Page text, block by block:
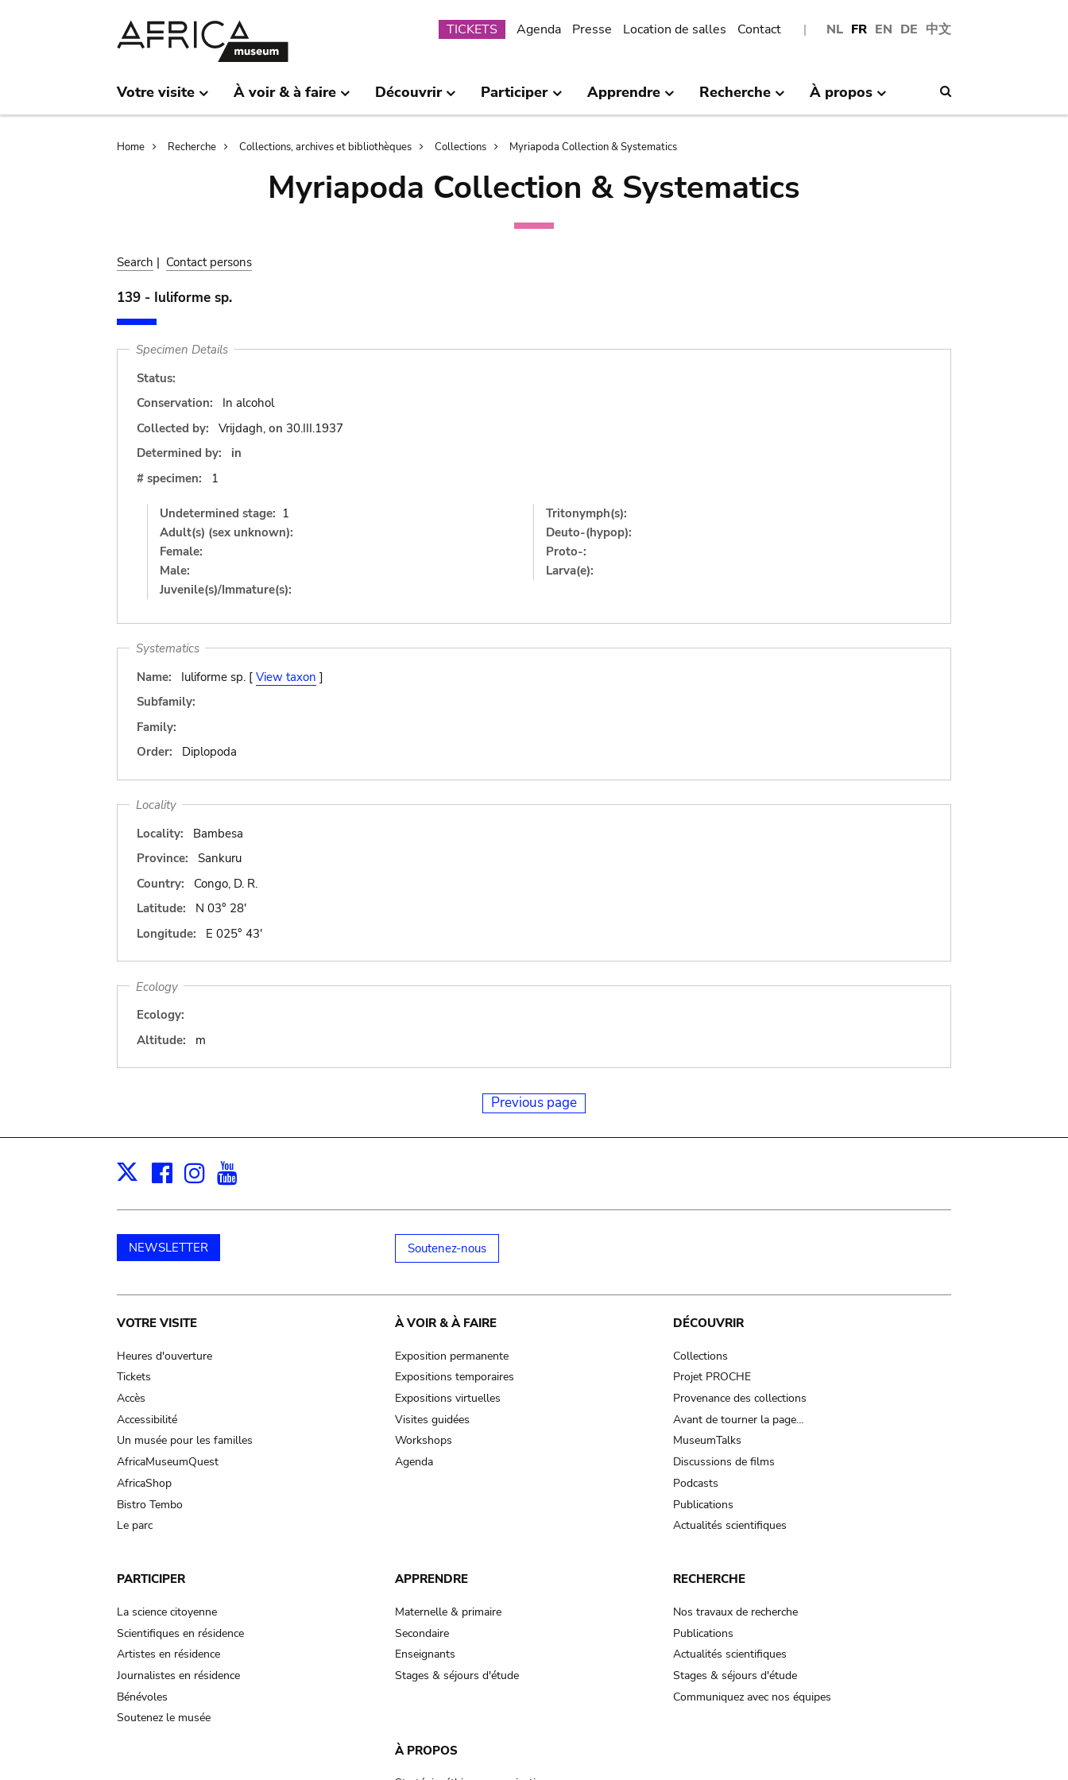
NL FR EN DE 中文
Submenu
TICKETS Agenda Presse Location de salles Contact
Votre visite À voir & à faire Découvrir Participer Apprendre Recherche À propos
Breadcrumb
Home Recherche Collections, archives et bibliothèques Collections Myriapoda Collection & Systematics
Myriapoda Collection & Systematics
Search | Contact persons
139 - Iuliforme sp.
Specimen Details
Status:
Conservation:
In alcohol
Collected by:
Vrijdagh, on 30.III.1937
Determined by:
in
# specimen:
1
Undetermined stage: 1
Adult(s) (sex unknown):
Female:
Male:
Juvenile(s)/Immature(s):
Tritonymph(s):
Deuto-(hypop):
Proto-:
Larva(e):
Systematics
Name:
Iuliforme sp. [ View taxon ]
Subfamily:
Family:
Order:
Diplopoda
Locality
Locality:
Bambesa
Province:
Sankuru
Country:
Congo, D. R.
Latitude:
N 03° 28'
Longitude:
E 025° 43'
Ecology
Ecology:
Altitude:
m
Previous page
X Facebook
Instagram
NEWSLETTER Soutenez-nous
Main
navigation
VOTRE VISITE
Heures d'ouverture
Tickets
Accès
Accessibilité
Un musée pour les familles
AfricaMuseumQuest
AfricaShop
Bistro Tembo
Le parc
À VOIR & À FAIRE
Exposition permanente
Expositions temporaires
Expositions virtuelles
Visites guidées
Workshops
Agenda
DÉCOUVRIR
Collections
Projet PROCHE
Provenance des collections
Avant de tourner la page…
MuseumTalks
Discussions de films
Podcasts
Publications
Actualités scientifiques
PARTICIPER
La science citoyenne
Scientifiques en résidence
Artistes en résidence
Journalistes en résidence
Bénévoles
Soutenez le musée
APPRENDRE
Maternelle & primaire
Secondaire
Enseignants
Stages & séjours d'étude
RECHERCHE
Nos travaux de recherche
Publications
Actualités scientifiques
Stages & séjours d'étude
Communiquez avec nos équipes
À PROPOS